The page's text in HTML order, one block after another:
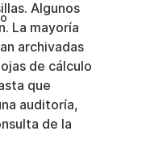
Algunos
La mayoría
archivadas
de cálculo
que
auditoría,
de la